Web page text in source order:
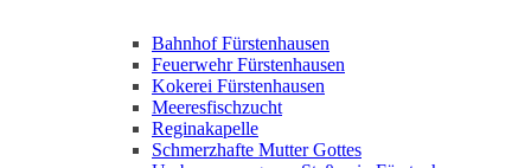
Bahnhof Fürstenhausen
Feuerwehr Fürstenhausen
Kokerei Fürstenhausen
Meeresfischzucht
Reginakapelle
Schmerzhafte Mutter Gottes